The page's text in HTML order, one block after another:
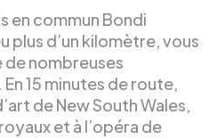
en commun Bondi
plus d’un kilomètre, vous
nombreuses
15 minutes de route,
de New South Wales,
et à l’opéra de